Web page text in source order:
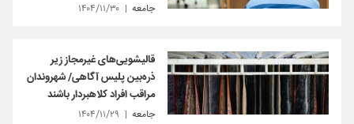
جامعه ۱۴۰۴/۱۱/۳۰
قالیشویی‌های غیرمجاز زیر
ذره‌بین پلیس آگاهی/ شهروندان
مراقب افراد کلاهبردار باشند
جامعه ۱۴۰۴/۱۱/۲۹